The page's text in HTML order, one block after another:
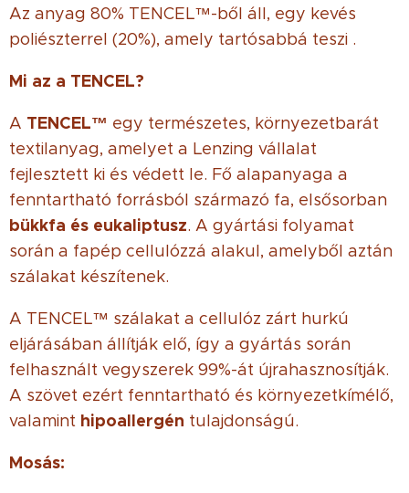
Az anyag 80% TENCEL™-ből áll, egy kevés
poliészterrel (20%), amely tartósabbá teszi .
Mi az a TENCEL?
A TENCEL™ egy természetes, környezetbarát
textilanyag, amelyet a Lenzing vállalat
fejlesztett ki és védett le. Fő alapanyaga a
fenntartható forrásból származó fa, elsősorban
bükkfa és eukaliptusz. A gyártási folyamat
során a fapép cellulózzá alakul, amelyből aztán
szálakat készítenek.
A TENCEL™ szálakat a cellulóz zárt hurkú
eljárásában állítják elő, így a gyártás során
felhasznált vegyszerek 99%-át újrahasznosítják.
A szövet ezért fenntartható és környezetkímélő,
valamint hipoallergén tulajdonságú.
Mosás: